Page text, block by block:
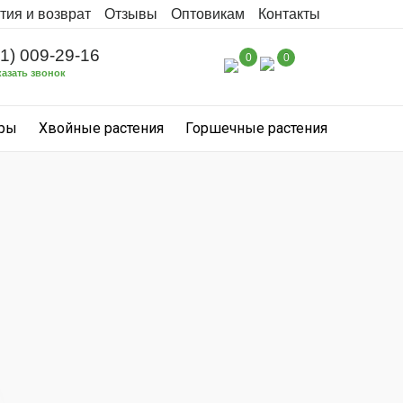
и возврат Отзывы Оптовикам Контакты
009-29-16
звонок
0 0
Хвойные растения Горшечные растения